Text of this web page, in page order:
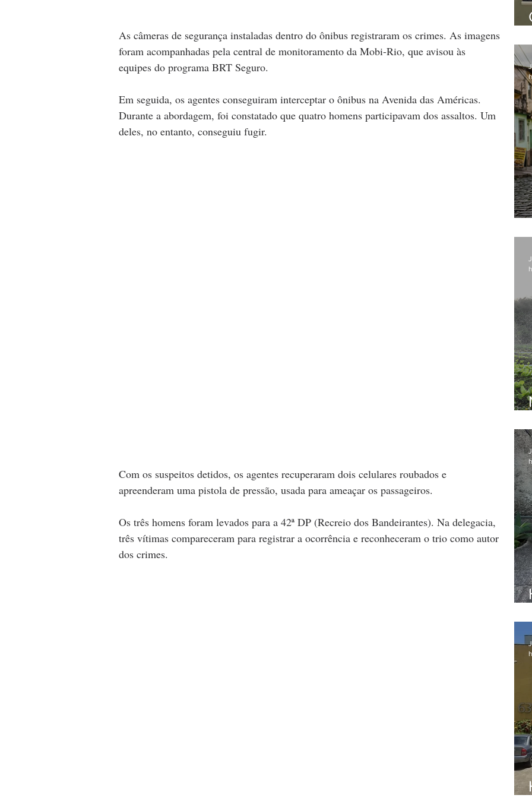
As câmeras de segurança instaladas dentro do ônibus registraram os crimes. As imagens
foram acompanhadas pela central de monitoramento da Mobi-Rio, que avisou às
equipes do programa BRT Seguro.
Em seguida, os agentes conseguiram interceptar o ônibus na Avenida das Américas.
Durante a abordagem, foi constatado que quatro homens participavam dos assaltos. Um
deles, no entanto, conseguiu fugir.
Com os suspeitos detidos, os agentes recuperaram dois celulares roubados e
apreenderam uma pistola de pressão, usada para ameaçar os passageiros.
Os três homens foram levados para a 42ª DP (Recreio dos Bandeirantes). Na delegacia,
três vítimas compareceram para registrar a ocorrência e reconheceram o trio como autor
dos crimes.